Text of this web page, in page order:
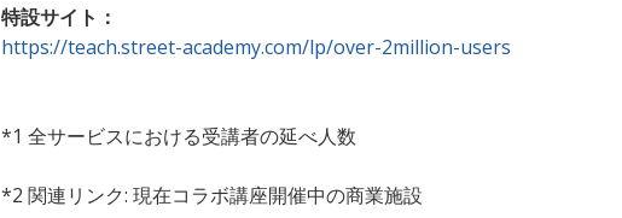
特設サイト：
https://teach.street-academy.com/lp/over-2million-users
*1 全サービスにおける受講者の延べ人数
*2 関連リンク: 現在コラボ講座開催中の商業施設